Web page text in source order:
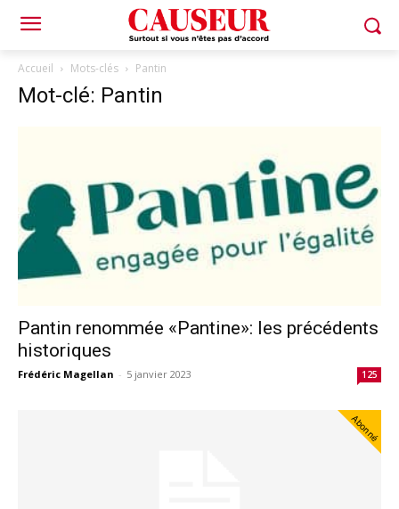
Accueil Mots-clés Pantin
Mot-clé: Pantin
Pantin renommée «Pantine»: les précédents
historiques
Frédéric Magellan - 5 janvier 2023 125
Abonné